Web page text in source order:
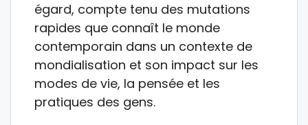
égard, compte tenu des mutations
rapides que connaît le monde
contemporain dans un contexte de
mondialisation et son impact sur les
modes de vie, la pensée et les
pratiques des gens.